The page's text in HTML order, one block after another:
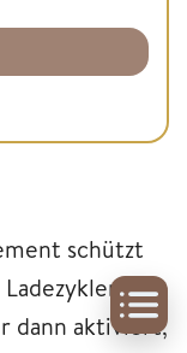
schützt
dann aktiviert,